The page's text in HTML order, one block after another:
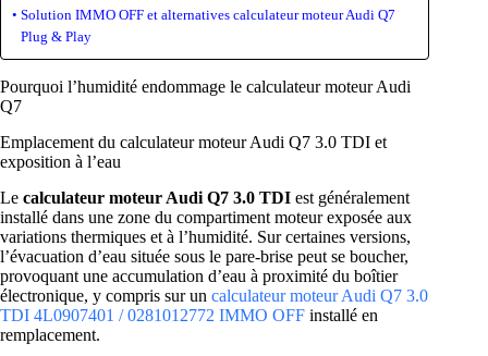
Solution IMMO OFF et alternatives calculateur moteur Audi Q7
Plug & Play
Pourquoi l’humidité endommage le calculateur moteur Audi
Q7
Emplacement du calculateur moteur Audi Q7 3.0 TDI et
exposition à l’eau
Le calculateur moteur Audi Q7 3.0 TDI est généralement
installé dans une zone du compartiment moteur exposée aux
variations thermiques et à l’humidité. Sur certaines versions,
l’évacuation d’eau située sous le pare-brise peut se boucher,
provoquant une accumulation d’eau à proximité du boîtier
électronique, y compris sur un calculateur moteur Audi Q7 3.0
TDI 4L0907401 / 0281012772 IMMO OFF installé en
remplacement.